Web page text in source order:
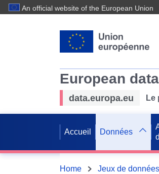
An official website of the European Union
European data
data.europa.eu Le
Accueil Données
Home Jeux de données